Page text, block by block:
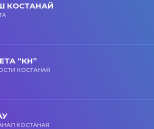
КОСТАНАЙ
“КН”
КОСТАНАЯ
КОСТАНАЯ